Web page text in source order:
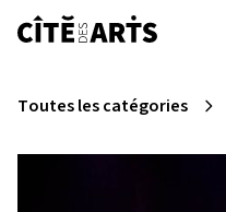
Toutes les catégories